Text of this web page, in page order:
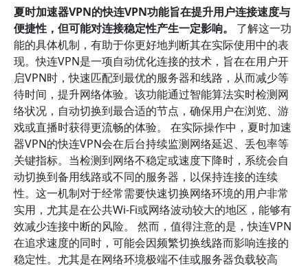
夏时加速器VPN的快连VPN功能旨在提升用户连接速度与
便捷性，但可能对连接稳定性产生一定影响。
了解这一功
能的具体机制，有助于你更好地判断其在实际使用中的表
现。快连VPN是一项自动优化连接的技术，旨在在用户开
启VPN时，快速匹配到最优的服务器和线路，从而减少等
待时间，提升网络体验。该功能通过智能算法实时检测网
络状况，自动切换到最合适的节点，确保用户在浏览、游
戏或直播时获得更流畅的体验。 在实际操作中，夏时加速
器VPN的快连VPN会在后台持续监测网络延迟、丢包率等
关键指标。当检测到网络不稳定或速度下降时，系统会自
动切换到备用线路或不同的服务器，以保持连接的连续
性。这一机制对于经常需要快速切换网络环境的用户非常
实用，尤其是在公共Wi-Fi或网络波动较大的地区，能够有
效减少连接中断的风险。 然而，值得注意的是，快连VPN
在追求速度的同时，可能会因频繁切换线路而影响连接的
稳定性。尤其是在网络环境极端不佳或服务器负载较高